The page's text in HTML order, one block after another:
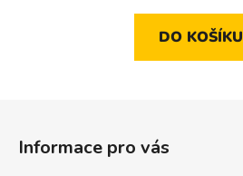
DO KOŠÍKU
Informace pro vás